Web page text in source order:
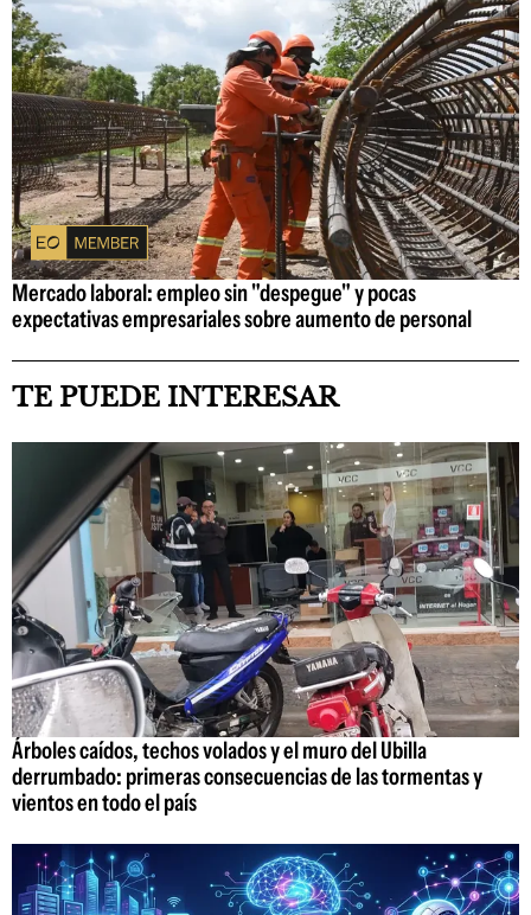
Mercado laboral: empleo sin "despegue" y pocas
expectativas empresariales sobre aumento de personal
TE PUEDE INTERESAR
Árboles caídos, techos volados y el muro del Ubilla
derrumbado: primeras consecuencias de las tormentas y
vientos en todo el país